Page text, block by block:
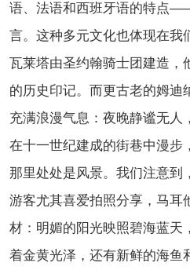
语、法语和西班牙语的特点
言。这种多元文化也体现在
瓦莱塔由圣约翰骑士团建造，
的历史印记。而更古老的姆迪
充满浪漫气息：夜晚静谧无人
在十一世纪建成的街巷中漫步
那里处处是风景。我们注意到
游客尤其喜爱拍照分享，马耳
材：明媚的阳光映照碧海蓝天
着金黄光泽，还有新鲜的海鱼